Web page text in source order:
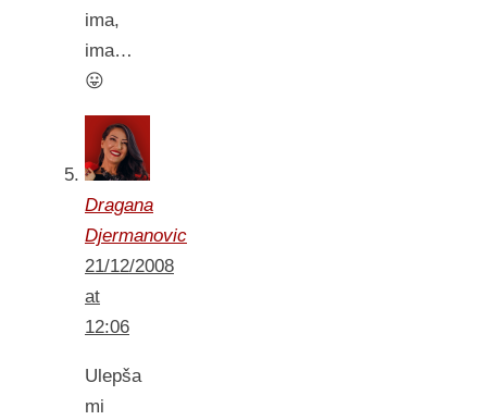
ima,
ima…
😛
Dragana
Djermanovic
21/12/2008
at
12:06
Ulepša
mi